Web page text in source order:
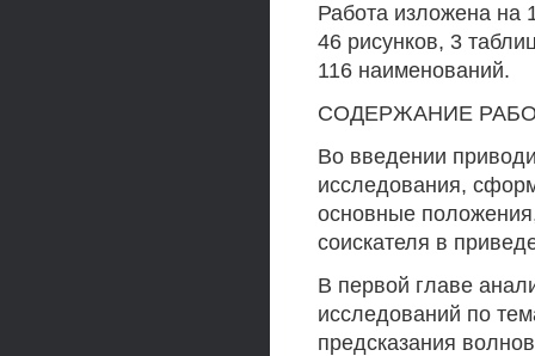
Работа изложена на
46 рисунков, 3
116 наименований.
СОДЕРЖАНИЕ
Во введении
исследования,
основные
соискателя в
В первой главе
исследований по
предсказания